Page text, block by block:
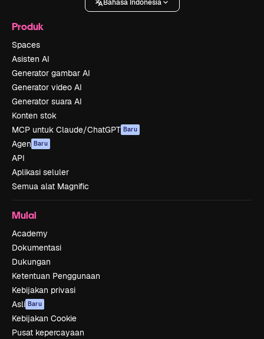
Bahasa Indonesia
Produk
Spaces
Asisten AI
Generator gambar AI
Generator video AI
Generator suara AI
Konten stok
MCP untuk Claude/ChatGPT Baru
Agen Baru
API
Aplikasi seluler
Semua alat Magnific
Mulai
Academy
Dokumentasi
Dukungan
Ketentuan Penggunaan
Kebijakan privasi
Asli Baru
Kebijakan Cookie
Pusat kepercayaan